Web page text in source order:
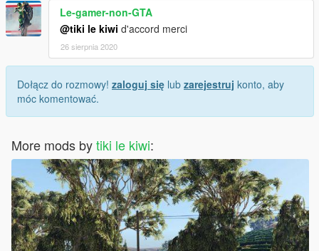
Le-gamer-non-GTA
@tiki le kiwi d'accord merci
26 sierpnia 2020
Dołącz do rozmowy! zaloguj się lub zarejestruj konto, aby
móc komentować.
More mods bytiki le kiwi: